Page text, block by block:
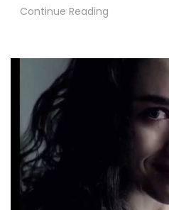
Continue Reading